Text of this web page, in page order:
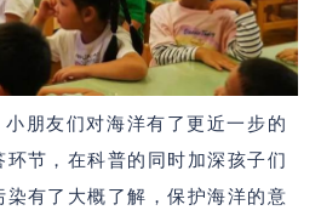
朋友们对海洋有了更近一步的
节，在科普的同时加深孩子们
染有了大概了解 ，保护海洋的意